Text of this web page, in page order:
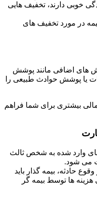
خوبی دارند، تخفیف هایی
بیمه در مورد تخفیف های
های اضافی مانند پوشش
پوشش حوادث طبیعی را
بیشتری برای شما فراهم
وارد شده به شخص ثالث
می شود.
حادثه، بیمه گذار باید
هزینه ها توسط بیمه گر